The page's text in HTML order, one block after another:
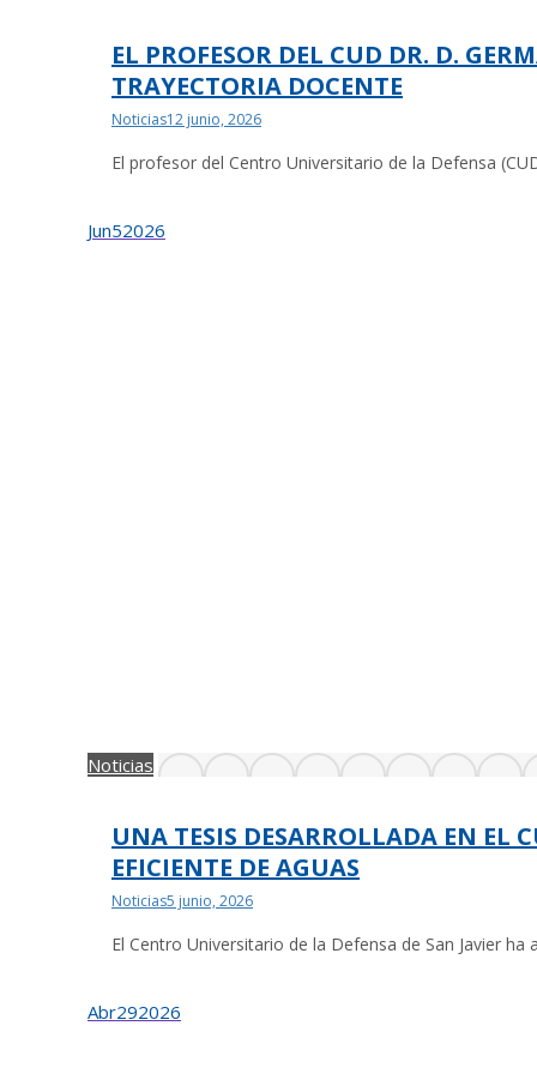
EL PROFESOR DEL CUD DR. D.
TRAYECTORIA DOCENTE
Noticias12 junio, 2026
El profesor del Centro Universitario de la Defensa
Jun52026
Noticias
UNA TESIS DESARROLLADA EN
EFICIENTE DE AGUAS
Noticias5 junio, 2026
El Centro Universitario de la Defensa de San Javier
Abr292026